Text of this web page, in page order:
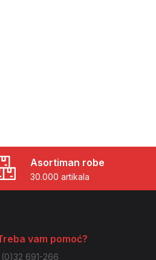
Asortiman robe
30.000 artikala
vam pomoć?
691-266